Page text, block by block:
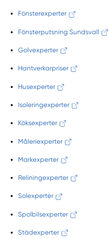
Fönsterexperter
Fönsterputsning Sundsvall
Golvexperter
Hantverkarpriser
Husexperter
Isoleringexperter
Köksexperter
Måleriexperter
Markexperter
Reliningexperter
Solexperter
Spolbilsexperter
Städexperter